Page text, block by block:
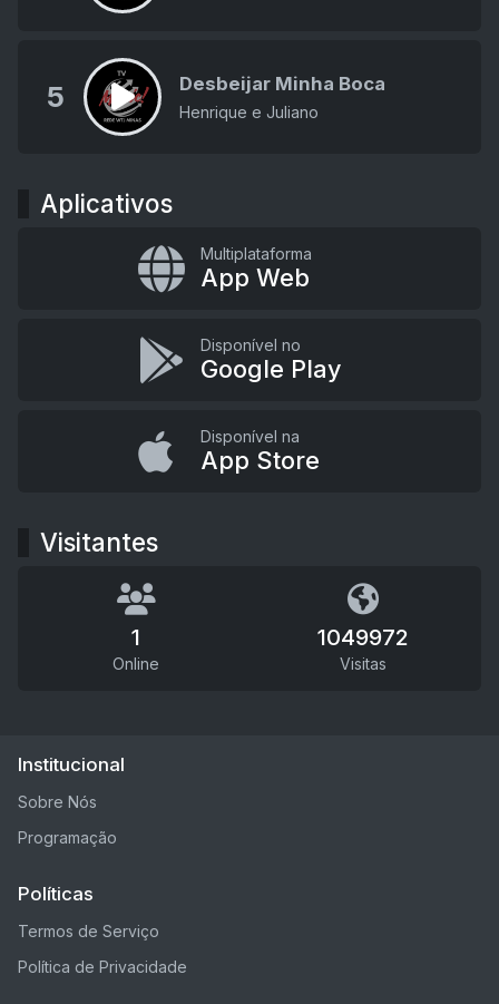
5 Desbeijar Minha Boca
Henrique e Juliano
Aplicativos
Multiplataforma
App Web
Disponível no
Google Play
Disponível na
App Store
Visitantes
1
Online
1049972
Visitas
Institucional
Sobre Nós
Programação
Políticas
Termos de Serviço
Política de Privacidade